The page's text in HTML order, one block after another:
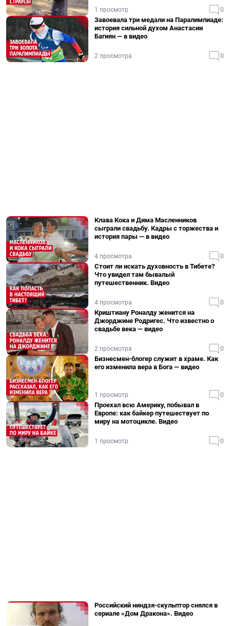
1 просмотр 0
Завоевала три медали на Паралимпиаде:
история сильной духом Анастасии
Багиян — в видео
2 просмотра 0
Клава Кока и Дима Масленников
сыграли свадьбу. Кадры с торжества и
история пары — в видео
4 просмотра 0
Стоит ли искать духовность в Тибете?
Что увидел там бывалый
путешественник. Видео
4 просмотра 0
Криштиану Роналду женится на
Джорджине Родригес. Что известно о
свадьбе века — видео
2 просмотра 0
Бизнесмен-блогер служит в храме. Как
его изменила вера в Бога — видео
1 просмотр 0
Проехал всю Америку, побывал в
Европе: как байкер путешествует по
миру на мотоцикле. Видео
1 просмотр 0
Российский ниндзя-скульптор снялся в
сериале «Дом Дракона». Видео